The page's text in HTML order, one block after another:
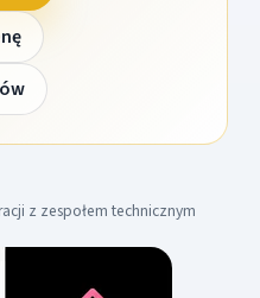
z zespołem technicznym